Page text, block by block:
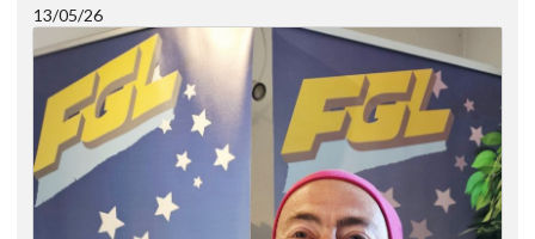
13/05/26